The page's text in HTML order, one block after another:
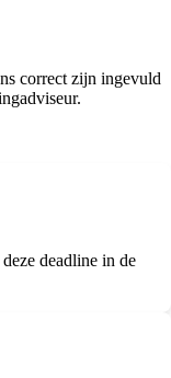
correct zijn ingevuld
deadline in de